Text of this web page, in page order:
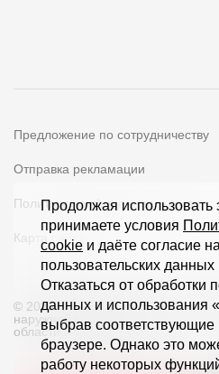
Контакты
125212, Россия, Москва,
"Водный")
Режим работы
Сб-Вс - выходной
Предложение по сотрудничеству
Отправка рекламации
Политика конфиденциальности
Карта сайта
© 2026 ООО «Дёке Экстружн» -
наружной отделки загородных
области и по всей РФ
Продолжая использовать
принимаете условия
cookie и даёте согласие
пользовательских
Отказаться от обработки
данных и использования
выбрав соответствующие
браузере. Однако это
работу некоторых